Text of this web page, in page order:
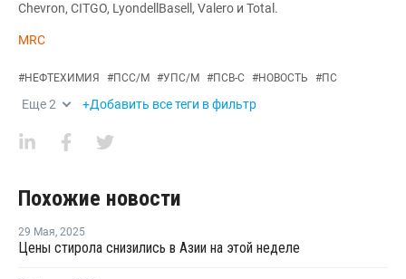
Chevron, CITGO, LyondellBasell, Valero и Total.
MRC
#НЕФТЕХИМИЯ #ПСС/М #УПС/М #ПСВ-С #НОВОСТЬ #ПС
Еще2 +Добавить все теги в фильтр
Похожие новости
29 Мая, 2025
Цены стирола снизились в Азии на этой неделе